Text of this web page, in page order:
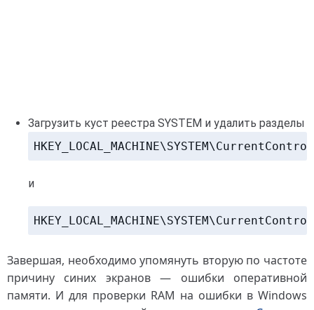
Загрузить куст реестра SYSTEM и удалить разделы
и
Завершая, необходимо упомянуть вторую по частоте
причину синих экранов — ошибки оперативной
памяти. И для проверки RAM на ошибки в Windows